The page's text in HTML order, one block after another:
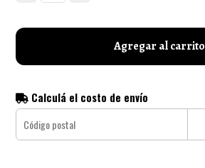
Agregar al carrito
Calculá el costo de envío